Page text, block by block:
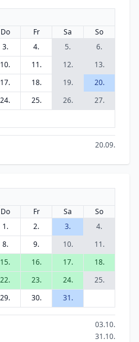
Do Fr Sa
So
3. 4. 5.
6.
10. 11. 12.
13.
17. 18. 19.
20.
24. 25. 26.
27.
20.09.
Do Fr Sa
So
1.
2. 3.
4.
8. 9. 10.
11.
15. 16. 17.
18.
22. 23. 24.
25.
29. 30. 31.
03.10.
31.10.